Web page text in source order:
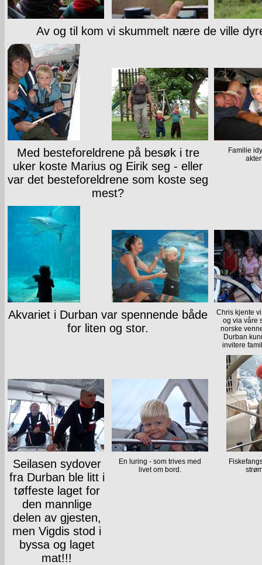
Av og til kom vi skummelt nære de ville
Med besteforeldrene på besøk i tre
uker koste Marius og Eirik seg - eller
var det besteforeldrene som koste seg
mest?
Familie
Akvariet i Durban var spennende både
for liten og stor.
Chris kjente
og via våre
norske
Durban
invitere
Seilasen sydover
fra Durban ble litt i
tøffeste laget for
den mannlige
delen av gjesten,
men Vigdis stod i
byssa og laget
mat!!!
En luring - som trives med
livet om bord.